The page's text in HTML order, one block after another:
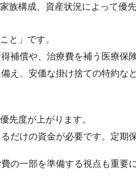
族構成、資産状況によって優
と」です。
補償や、治療費を補う医療保
え、安価な掛け捨ての特約な
先度が上がります。
だけの資金が必要です。定期
の一部を準備する視点も重要